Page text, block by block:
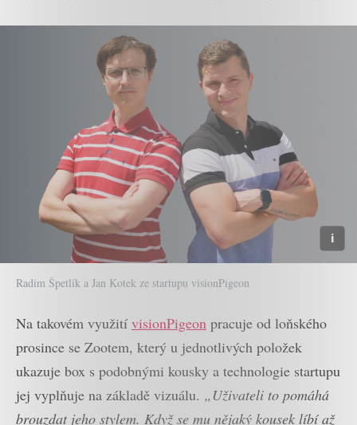
Radim Špetlík a Jan Kotek ze startupu visionPigeon
Na takovém využití visionPigeon pracuje od loňského
prosince se Zootem, který u jednotlivých položek
ukazuje box s podobnými kousky a technologie startupu
jej vyplňuje na základě vizuálu. „Uživateli to pomáhá
brouzdat jeho stylem. Když se mu nějaký kousek líbí až